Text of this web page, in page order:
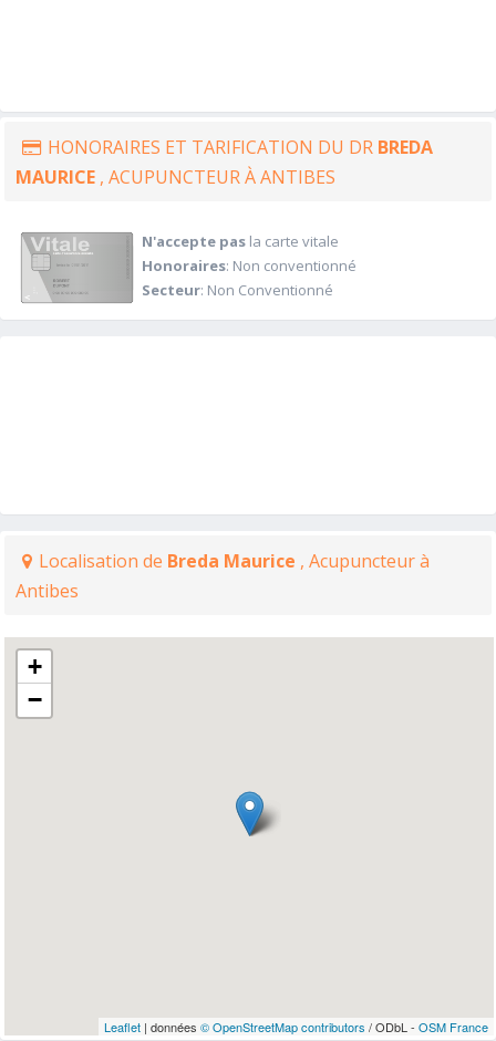
HONORAIRES ET TARIFICATION DU DR BREDA
MAURICE , ACUPUNCTEUR À ANTIBES
N'accepte pasla carte vitale
Honoraires: Non conventionné
Secteur: Non Conventionné
Localisation de Breda Maurice , Acupuncteur à
Antibes
+
−
Leaflet| données © OpenStreetMap contributors / ODbL - OSM France